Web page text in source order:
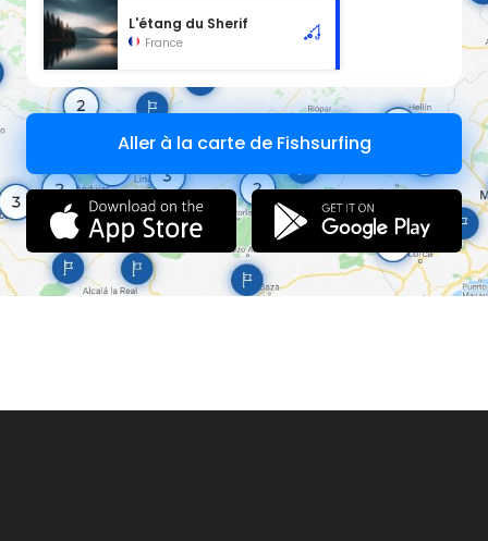
L'étang du Sherif
France
Aller à la carte de Fishsurfing